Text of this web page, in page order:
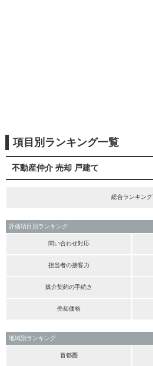
項目別ランキング一覧
不動産仲介 売却 戸建て
総合ランキング
評価項目別ランキング
問い合わせ対応
担当者の接客力
媒介契約の手続き
売却価格
地域別ランキング
首都圏